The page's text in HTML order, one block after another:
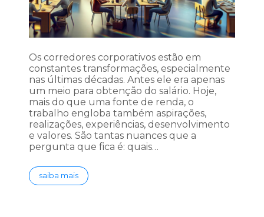
Os corredores corporativos estão em
constantes transformações, especialmente
nas últimas décadas. Antes ele era apenas
um meio para obtenção do salário. Hoje,
mais do que uma fonte de renda, o
trabalho engloba também aspirações,
realizações, experiências, desenvolvimento
e valores. São tantas nuances que a
pergunta que fica é: quais…
saiba mais